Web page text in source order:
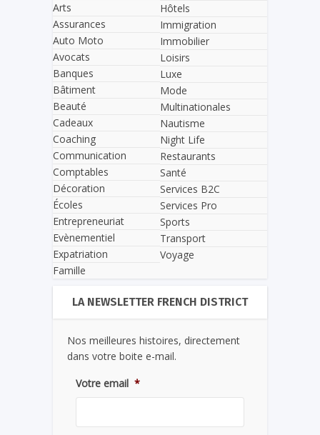
Arts
Assurances
Auto Moto
Avocats
Banques
Bâtiment
Beauté
Cadeaux
Coaching
Communication
Comptables
Décoration
Écoles
Entrepreneuriat
Evènementiel
Expatriation
Famille
Hôtels
Immigration
Immobilier
Loisirs
Luxe
Mode
Multinationales
Nautisme
Night Life
Restaurants
Santé
Services B2C
Services Pro
Sports
Transport
Voyage
LA NEWSLETTER FRENCH DISTRICT
Nos meilleures histoires, directement
dans votre boite e-mail.
Votre email *